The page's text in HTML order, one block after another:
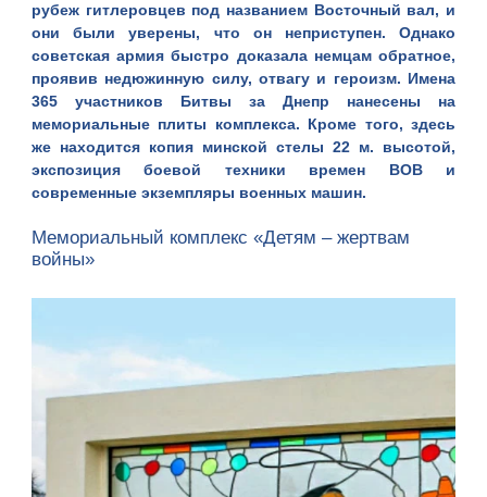
рубеж гитлеровцев под названием Восточный вал, и
они были уверены, что он неприступен. Однако
советская армия быстро доказала немцам обратное,
проявив недюжинную силу, отвагу и героизм. Имена
365 участников Битвы за Днепр нанесены на
мемориальные плиты комплекса. Кроме того, здесь
же находится копия минской стелы 22 м. высотой,
экспозиция боевой техники времен ВОВ и
современные экземпляры военных машин.
Мемориальный комплекс «Детям – жертвам
войны»